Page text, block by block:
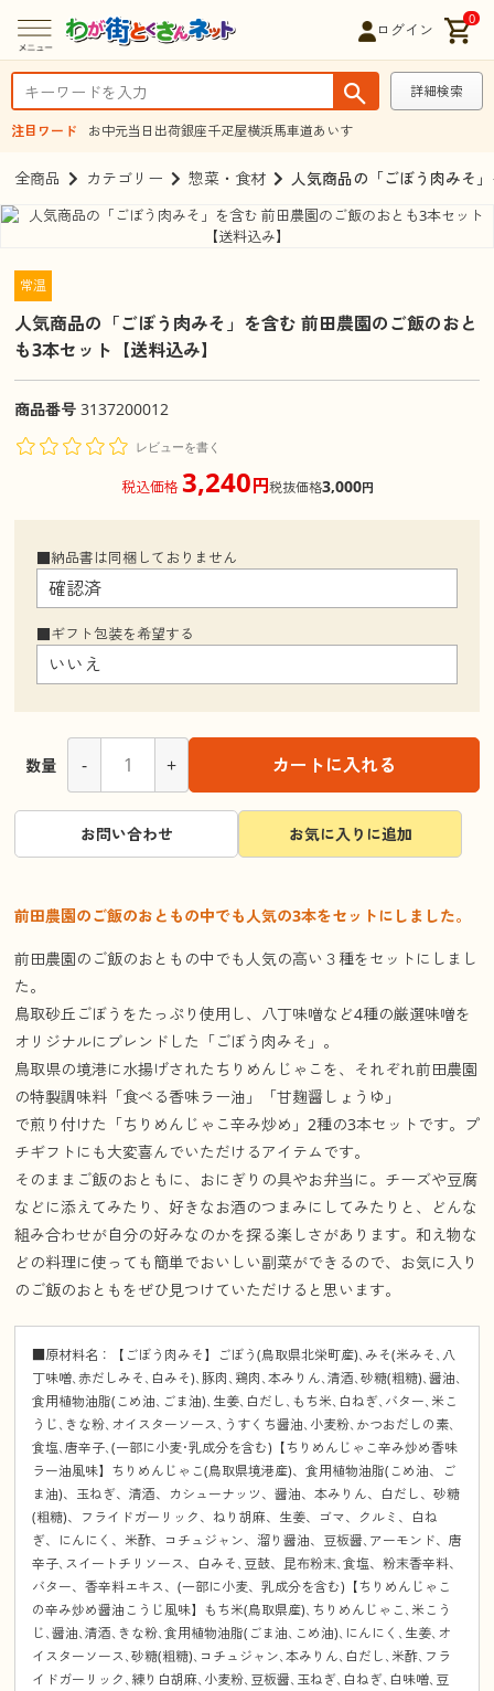
ログイン
0
詳細検索
注目ワード お中元当日出荷銀座千疋屋横浜馬車道あいす
全商品 カテゴリー 惣菜・食材 人気商品の「ごぼう肉みそ
常温
人気商品の「ごぼう肉みそ」を含む 前田農園のご飯のおと
も3本セット【送料込み】
商品番号 3137200012
レビューを書く
税込価格 3,240円税抜価格3,000円
■納品書は同梱しておりません
■ギフト包装を希望する
数量 - + カートに入れる
お問い合わせ お気に入りに追加
前田農園のご飯のおともの中でも人気の3本をセットにしました。
前田農園のご飯のおともの中でも人気の高い３種をセットにしまし
た。
鳥取砂丘ごぼうをたっぷり使用し、八丁味噌など4種の厳選味噌を
オリジナルにブレンドした「ごぼう肉みそ」。
鳥取県の境港に水揚げされたちりめんじゃこを、それぞれ前田農園
の特製調味料「食べる香味ラー油」「甘麹醤しょうゆ」
で煎り付けた「ちりめんじゃこ辛み炒め」2種の3本セットです。プ
チギフトにも大変喜んでいただけるアイテムです。
そのままご飯のおともに、おにぎりの具やお弁当に。チーズや豆腐
などに添えてみたり、好きなお酒のつまみにしてみたりと、どんな
組み合わせが自分の好みなのかを探る楽しさがあります。和え物な
どの料理に使っても簡単でおいしい副菜ができるので、お気に入り
のご飯のおともをぜひ見つけていただけると思います。
■原材料名：【ごぼう肉みそ】ごぼう(鳥取県北栄町産)､みそ(米みそ､八
丁味噌､赤だしみそ､白みそ)､豚肉､鶏肉､本みりん､清酒､砂糖(粗糖)､醤油､
食用植物油脂(こめ油､ごま油)､生姜､白だし､もち米､白ねぎ､バター､米こ
うじ､きな粉､オイスターソース､うすくち醤油､小麦粉､かつおだしの素､
食塩､唐辛子､(一部に小麦･乳成分を含む)【ちりめんじゃこ辛み炒め香味
ラー油風味】ちりめんじゃこ(鳥取県境港産)、食用植物油脂(こめ油、ご
ま油)、玉ねぎ、清酒、カシューナッツ、醤油、本みりん、白だし、砂糖
(粗糖)、フライドガーリック、ねり胡麻、生姜、ゴマ、クルミ、白ね
ぎ、にんにく、米酢、コチュジャン、溜り醤油、豆板醤､アーモンド、唐
辛子､スイートチリソース、白みそ､豆鼓、昆布粉末､食塩、粉末香辛料、
バター、香辛料エキス、(一部に小麦、乳成分を含む)【ちりめんじゃこ
の辛み炒め醤油こうじ風味】もち米(鳥取県産)､ちりめんじゃこ､米こう
じ､醤油､清酒､きな粉､食用植物油脂(ごま油､こめ油)､にんにく､生姜､オ
イスターソース､砂糖(粗糖)､コチュジャン､本みりん､白だし､米酢､フラ
イドガーリック､練り白胡麻､小麦粉､豆板醤､玉ねぎ､白ねぎ､白味噌､豆